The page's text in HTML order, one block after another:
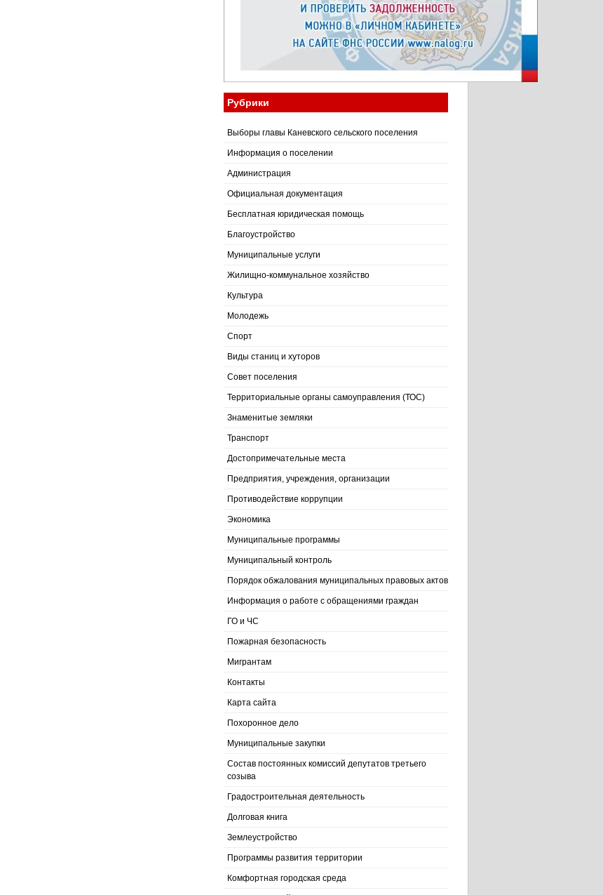
Рубрики
Выборы главы Каневского сельского поселения
Информация о поселении
Администрация
Официальная документация
Бесплатная юридическая помощь
Благоустройство
Муниципальные услуги
Жилищно-коммунальное хозяйство
Культура
Молодежь
Спорт
Виды станиц и хуторов
Совет поселения
Территориальные органы самоуправления (ТОС)
Знаменитые земляки
Транспорт
Достопримечательные места
Предприятия, учреждения, организации
Противодействие коррупции
Экономика
Муниципальные программы
Муниципальный контроль
Порядок обжалования муниципальных правовых актов
Информация о работе с обращениями граждан
ГО и ЧС
Пожарная безопасность
Мигрантам
Контакты
Карта сайта
Похоронное дело
Муниципальные закупки
Состав постоянных комиссий депутатов третьего
созыва
Градостроительная деятельность
Долговая книга
Землеустройство
Программы развития территории
Комфортная городская среда